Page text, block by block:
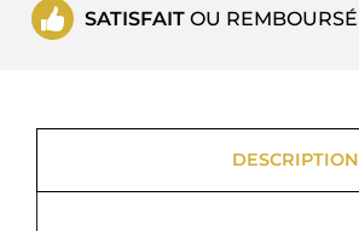
SATISFAITOU REMBOURSÉ
DESCRIPTION